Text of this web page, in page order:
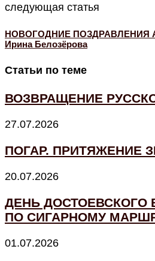
следующая статья
НОВОГОДНИЕ ПОЗДРАВЛЕНИЯ
Ирина Белозёрова
Статьи по теме
ВОЗВРАЩЕНИЕ
27.07.2026
ПОГАР. ПРИТЯЖЕНИЕ
20.07.2026
ДЕНЬ ДОСТОЕВСКОГО
ПО СИГАРНОМУ
01.07.2026